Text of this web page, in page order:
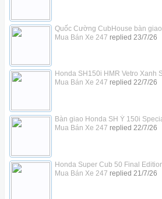
Quốc Cường CubHouse bàn
Mua Bán Xe 247 replied 23/7/26
Honda SH150i HMR Vetro Xanh
Mua Bán Xe 247 replied 22/7/26
Bàn giao Honda SH Ý 150i
Mua Bán Xe 247 replied 22/7/26
Honda Super Cub 50 Final
Mua Bán Xe 247 replied 21/7/26